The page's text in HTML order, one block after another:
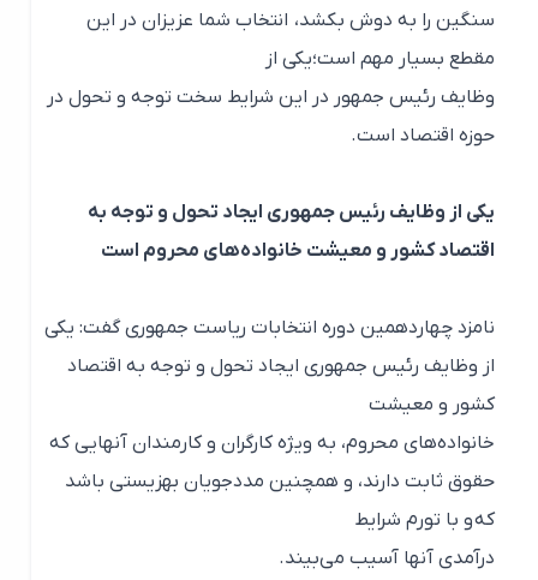
سنگین را به دوش بکشد، انتخاب شما عزیزان در این
مقطع بسیار مهم است؛یکی از
وظایف رئیس جمهور در این شرایط سخت توجه و تحول در
حوزه اقتصاد است.
یکی از وظایف رئیس جمهوری ایجاد تحول و توجه به
اقتصاد کشور و معیشت خانواده‌های محروم است
نامزد چهاردهمین دوره انتخابات ریاست جمهوری گفت: یکی
از وظایف رئیس جمهوری ایجاد تحول و توجه به اقتصاد
کشور و معیشت
خانواده‌های محروم، به ویژه کارگران و کارمندان آنهایی که
حقوق ثابت دارند، و همچنین مددجویان بهزیستی باشد
که و با تورم شرایط
درآمدی آنها آسیب می‌بیند.